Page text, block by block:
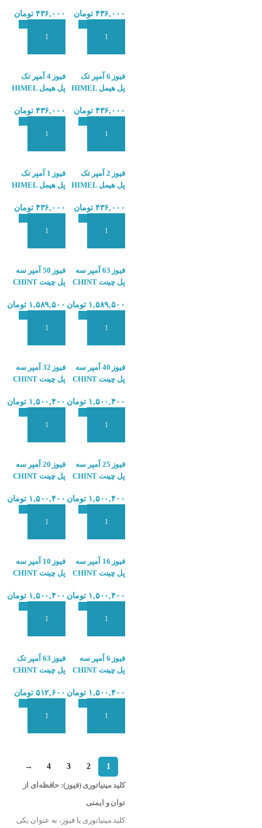
۴۳۶,۰۰۰ تومان
۴۳۶,۰۰۰ تومان
فیوز 6 آمپر تک
پل هیمل HIMEL
۴۳۶,۰۰۰ تومان
فیوز 4 آمپر تک
پل هیمل HIMEL
۴۳۶,۰۰۰ تومان
فیوز 2 آمپر تک
پل هیمل HIMEL
۴۳۶,۰۰۰ تومان
فیوز 1 آمپر تک
پل هیمل HIMEL
۴۳۶,۰۰۰ تومان
فیوز 63 آمپر سه
پل چینت CHINT
4.5KA
۱,۵۸۹,۵۰۰ تومان
فیوز 50 آمپر سه
پل چینت CHINT
4.5KA
۱,۵۸۹,۵۰۰ تومان
فیوز 40 آمپر سه
پل چینت CHINT
6KA
۱,۵۰۰,۴۰۰ تومان
فیوز 32 آمپر سه
پل چینت CHINT
6KA
۱,۵۰۰,۴۰۰ تومان
فیوز 25 آمپر سه
پل چینت CHINT
6KA
۱,۵۰۰,۴۰۰ تومان
فیوز 20 آمپر سه
پل چینت CHINT
6KA
۱,۵۰۰,۴۰۰ تومان
فیوز 16 آمپر سه
پل چینت CHINT
6KA
۱,۵۰۰,۴۰۰ تومان
فیوز 10 آمپر سه
پل چینت CHINT
6KA
۱,۵۰۰,۴۰۰ تومان
فیوز 6 آمپر سه
پل چینت CHINT
6KA
۱,۵۰۰,۴۰۰ تومان
فیوز 63 آمپر تک
پل چینت CHINT
4.5KA
۵۱۲,۶۰۰ تومان
1
2
3
4
→
کلید مینیاتوری (فیوز): حافظه‌ای از
توان و ایمنی
کلید مینیاتوری یا فیوز، به عنوان یکی